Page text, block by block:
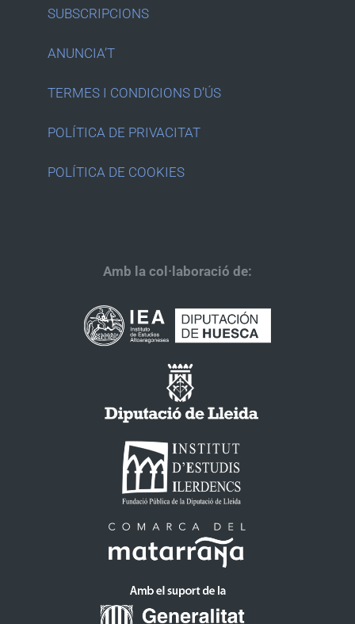
SUBSCRIPCIONS
ANUNCIA’T
TERMES I CONDICIONS D’ÚS
POLÍTICA DE PRIVACITAT
POLÍTICA DE COOKIES
Amb la col·laboració de: